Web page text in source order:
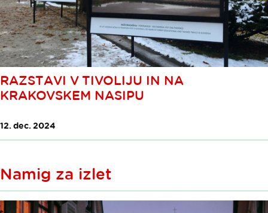
RAZSTAVI V TIVOLIJU IN NA
KRAKOVSKEM NASIPU
12. dec. 2024
Namig za izlet